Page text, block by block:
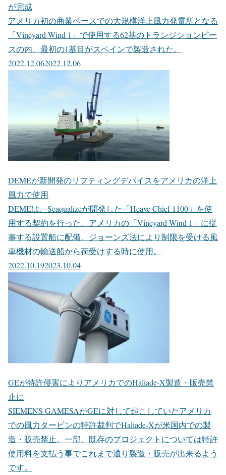
が完成
アメリカ初の商業ベースでの大規模洋上風力発電所となる
「Vineyard Wind 1」で使用する62基のトランジションピー
スの内、最初の1基目がスペインで製造された。
2022.12.062022.12.06
DEMEが新開発のリフティングデバイスをアメリカの洋上
風力で使用
DEMEは、Seaqualizeが開発した「Heave Chief 1100」を使
用する契約を行った。アメリカの「Vineyard Wind 1」に従
事する設置船に配備。ジョーンズ法により制限を受ける風
車機材の輸送船から荷受けする時に使用。
2022.10.192023.10.04
GEが特許侵害によりアメリカでのHaliade-X製造・販売禁
止に
SIEMENS GAMESAがGEに対して起こしていたアメリカ
での風力タービンの特許裁判でHaliade-Xが米国内での製
造・販売禁止。一部、既存のプロジェクトについては特許
使用料を支払う事でこれまで通り製造・販売が出来るよう
です。